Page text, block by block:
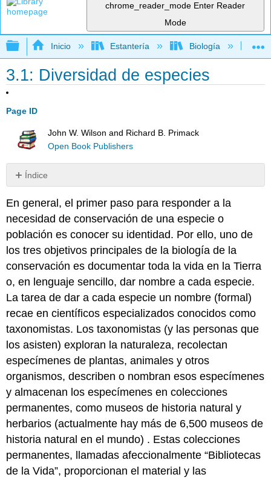
chrome_reader_mode Enter Reader
Mode
Expandir/contraer jerarquía global
Inicio Estantería Biología
3.1: Diversidad de especies
Page ID
John W. Wilson and Richard B. Primack
Open Book Publishers
Índice
es
una
especie?
Recuadro
Encontrar
una
Aguja
un
Pajar:
Monitoreo
Especies
Usando
eDNA
En general, el primer paso para responder a la
necesidad de conservación de una especie o
población es conocer su identidad. Por ello, uno de
los tres objetivos principales de la biología de la
conservación es documentar toda la vida en la Tierra
o, en lenguaje sencillo, dar nombre a cada especie.
La tarea de dar a cada especie un nombre (formal)
recae en científicos especializados conocidos como
taxonomistas. Los taxonomistas (y las personas que
los asisten) exploran la naturaleza, recolectan
especímenes de plantas, animales y otros
organismos, describen o nombran esos especímenes
y almacenan los especímenes en colecciones
permanentes, como museos de historia natural y
herbarios (actualmente hay más de 6,500 museos de
historia natural en el mundo) . Estas colecciones
permanentes, llamadas afeccionalmente “Bibliotecas
de la Vida”, proporcionan el material y las